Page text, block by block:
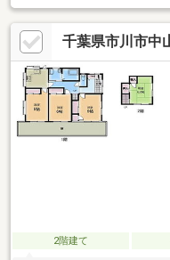
収納スペース付きです！
千葉県市川市中
2階建て